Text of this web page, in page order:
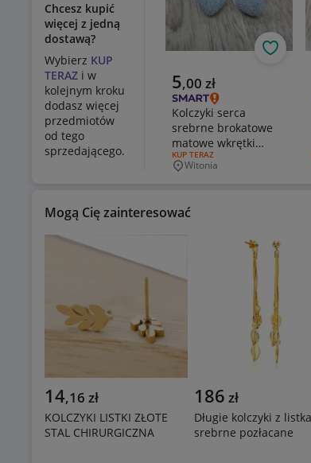
Chcesz kupić
więcej z jedną
dostawą?
Wybierz KUP
TERAZ i w
kolejnym kroku
dodasz więcej
przedmiotów
od tego
sprzedającego.
Aktualna cena
5,00 zł
Kolczyki serca
srebrne brokatowe
matowe wkrętki
sztyfty
RODZAJ OFERTY:
KUP TERAZ
Miejscowość
Witonia
Mogą Cię zainteresować
14,16 zł
KOLCZYKI LISTKI ZŁOTE
STAL CHIRURGICZNA
186 zł
Długie kolczyki z
srebrne pozłacane